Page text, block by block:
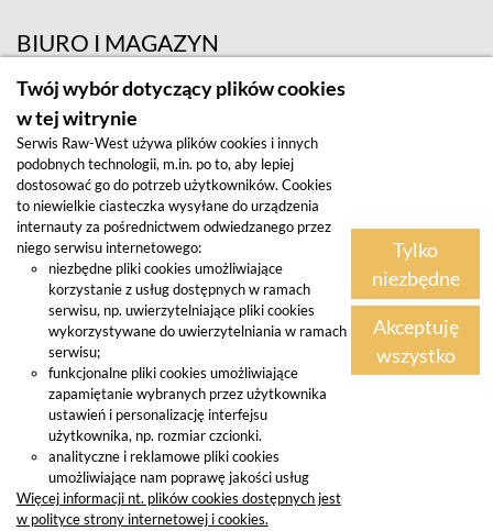
BIURO I MAGAZYN
ul. Krośnieńska 12; 65-625 Zielona Góra
Regulamin
Polityka prywatności
© 2025 Raw-West - powered by
INUMARKET
Twój wybór dotyczący plików cookies
w tej witrynie
Serwis Raw-West używa plików cookies i innych
podobnych technologii, m.in. po to, aby lepiej
dostosować go do potrzeb użytkowników. Cookies
to niewielkie ciasteczka wysyłane do urządzenia
internauty za pośrednictwem odwiedzanego przez
niego serwisu internetowego:
niezbędne pliki cookies umożliwiające
korzystanie z usług dostępnych w ramach
serwisu, np. uwierzytelniające pliki cookies
wykorzystywane do uwierzytelniania w ramach
serwisu;
funkcjonalne pliki cookies umożliwiające
zapamiętanie wybranych przez użytkownika
ustawień i personalizację interfejsu
użytkownika, np. rozmiar czcionki.
analityczne i reklamowe pliki cookies
umożliwiające nam poprawę jakości usług
Więcej informacji nt. plików cookies dostępnych jest
w polityce strony internetowej i cookies.
Tylko
niezbędne
Akceptuję
wszystko